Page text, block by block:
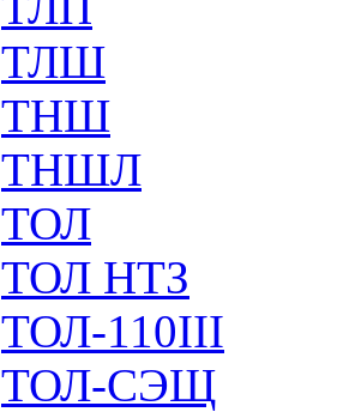
ТЛШ
ТНШ
ТНШЛ
ТОЛ
ТОЛ НТЗ
ТОЛ-110III
ТОЛ-СЭЩ